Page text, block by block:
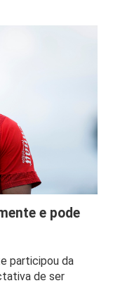
e pode
participou da
de ser